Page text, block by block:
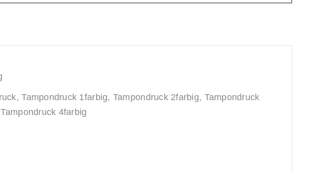
Tampondruck 1farbig, Tampondruck 2farbig, Tampondruck
4farbig